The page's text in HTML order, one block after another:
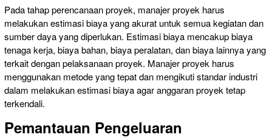
Pada tahap perencanaan proyek, manajer proyek harus
melakukan estimasi biaya yang akurat untuk semua kegiatan dan
sumber daya yang diperlukan. Estimasi biaya mencakup biaya
tenaga kerja, biaya bahan, biaya peralatan, dan biaya lainnya yang
terkait dengan pelaksanaan proyek. Manajer proyek harus
menggunakan metode yang tepat dan mengikuti standar industri
dalam melakukan estimasi biaya agar anggaran proyek tetap
terkendali.
Pemantauan Pengeluaran